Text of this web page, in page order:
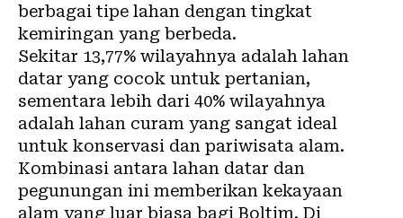
berbagai tipe lahan dengan tingkat
kemiringan yang berbeda.
Sekitar 13,77% wilayahnya adalah lahan
datar yang cocok untuk pertanian,
sementara lebih dari 40% wilayahnya
adalah lahan curam yang sangat ideal
untuk konservasi dan pariwisata alam.
Kombinasi antara lahan datar dan
pegunungan ini memberikan kekayaan
alam yang luar biasa bagi Boltim. Di